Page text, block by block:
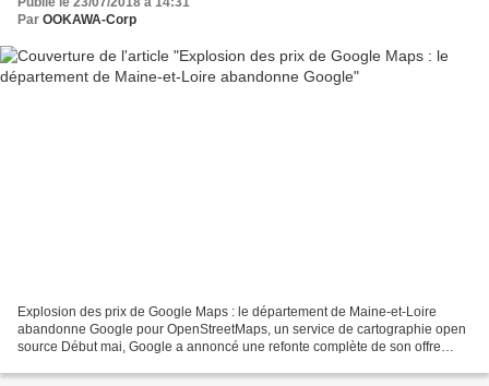
Par OOKAWA-Corp
Explosion des prix de Google Maps : le département de Maine-et-Loire
abandonne Google pour OpenStreetMaps, un service de cartographie open
source Début mai, Google a annoncé une refonte complète de son offre